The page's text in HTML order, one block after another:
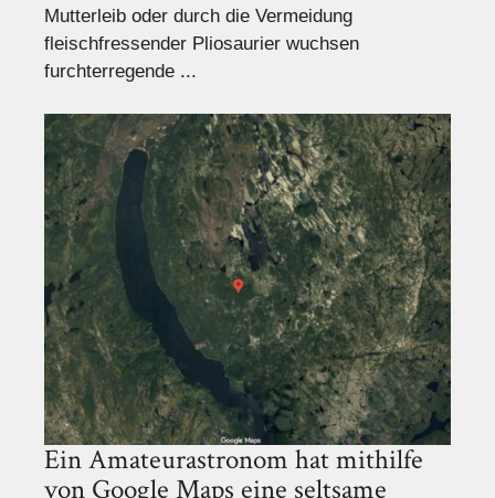
Mutterleib oder durch die Vermeidung
fleischfressender Pliosaurier wuchsen
furchterregende ...
Ein Amateurastronom hat mithilfe
von Google Maps eine seltsame